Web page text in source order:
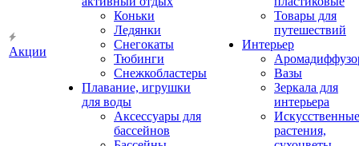
Акции
Коньки
Ледянки
Снегокаты
Тюбинги
Снежкобластеры
Плавание, игрушки
для воды
Аксессуары для
бассейнов
Товары для
путешествий
Интерьер
Вазы
Зеркала для
интерьера
Искусственные
растения,